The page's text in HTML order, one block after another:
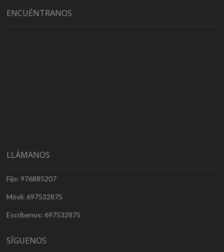
ENCUÉNTRANOS
LLÁMANOS
Fijo: 976885207
Móvil: 697532875
Escríbenos: 697532875
SÍGUENOS